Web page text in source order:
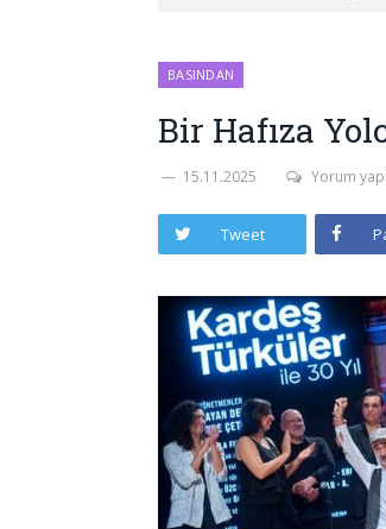
BASINDAN
Bir Hafıza
15.11.2025 Yorum
Tweet